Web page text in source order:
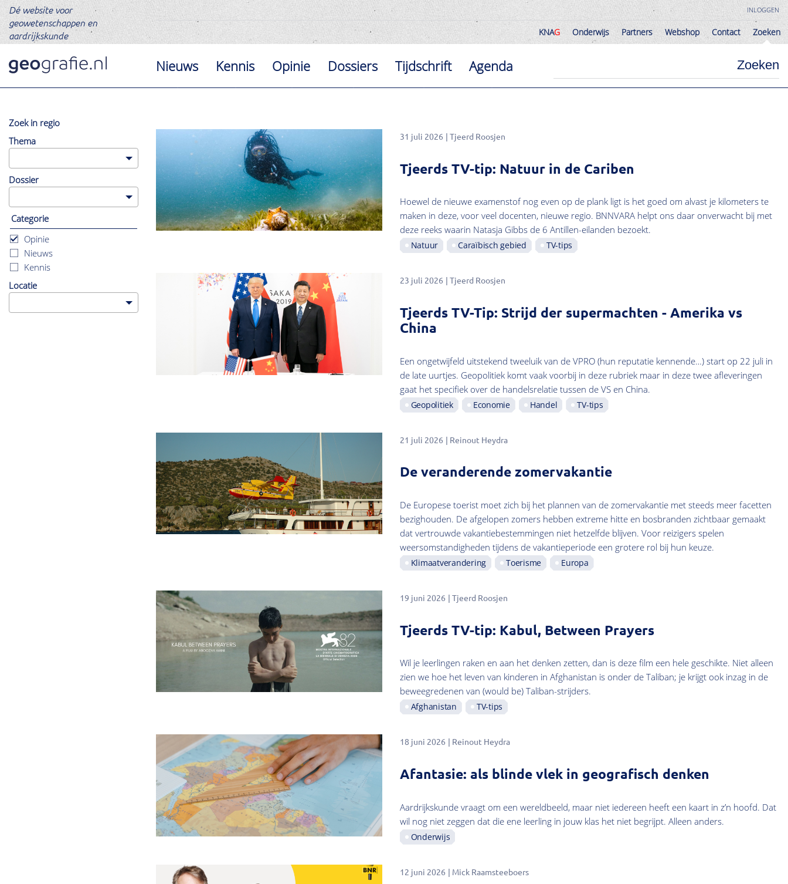
Dé website voor
geowetenschappen en
aardrijkskunde
INLOGGEN
KNAG Onderwijs Partners Webshop Contact Zoeken
Nieuws Kennis Opinie Dossiers Tijdschrift Agenda
Zoek in regio
Er
worden
resultaten
deze
Klik
hier
om
te
resetten.
Thema
Dossier
Categorie
Opinie
Nieuws
Kennis
Locatie
31 juli 2026 Tjeerd Roosjen
Tjeerds TV-tip: Natuur in de Cariben
Hoewel de nieuwe examenstof nog even op de plank ligt is het goed om alvast je kilometers te
maken in deze, voor veel docenten, nieuwe regio. BNNVARA helpt ons daar onverwacht bij met
deze reeks waarin Natasja Gibbs de 6 Antillen-eilanden bezoekt.
Natuur Caraïbisch gebied TV-tips
23 juli 2026 Tjeerd Roosjen
Tjeerds TV-Tip: Strijd der supermachten - Amerika vs
China
Een ongetwijfeld uitstekend tweeluik van de VPRO (hun reputatie kennende…) start op 22 juli in
de late uurtjes. Geopolitiek komt vaak voorbij in deze rubriek maar in deze twee afleveringen
gaat het specifiek over de handelsrelatie tussen de VS en China.
Geopolitiek Economie Handel TV-tips
21 juli 2026 Reinout Heydra
De veranderende zomervakantie
De Europese toerist moet zich bij het plannen van de zomervakantie met steeds meer facetten
bezighouden. De afgelopen zomers hebben extreme hitte en bosbranden zichtbaar gemaakt
dat vertrouwde vakantiebestemmingen niet hetzelfde blijven. Voor reizigers spelen
weersomstandigheden tijdens de vakantieperiode een grotere rol bij hun keuze.
Klimaatverandering Toerisme Europa
19 juni 2026 Tjeerd Roosjen
Tjeerds TV-tip: Kabul, Between Prayers
Wil je leerlingen raken en aan het denken zetten, dan is deze film een hele geschikte. Niet alleen
zien we hoe het leven van kinderen in Afghanistan is onder de Taliban; je krijgt ook inzag in de
beweegredenen van (would be) Taliban-strijders.
Afghanistan TV-tips
18 juni 2026 Reinout Heydra
Afantasie: als blinde vlek in geografisch denken
Aardrijkskunde vraagt om een wereldbeeld, maar niet iedereen heeft een kaart in z’n hoofd. Dat
wil nog niet zeggen dat die ene leerling in jouw klas het niet begrijpt. Alleen anders.
Onderwijs
12 juni 2026 Mick Raamsteeboers